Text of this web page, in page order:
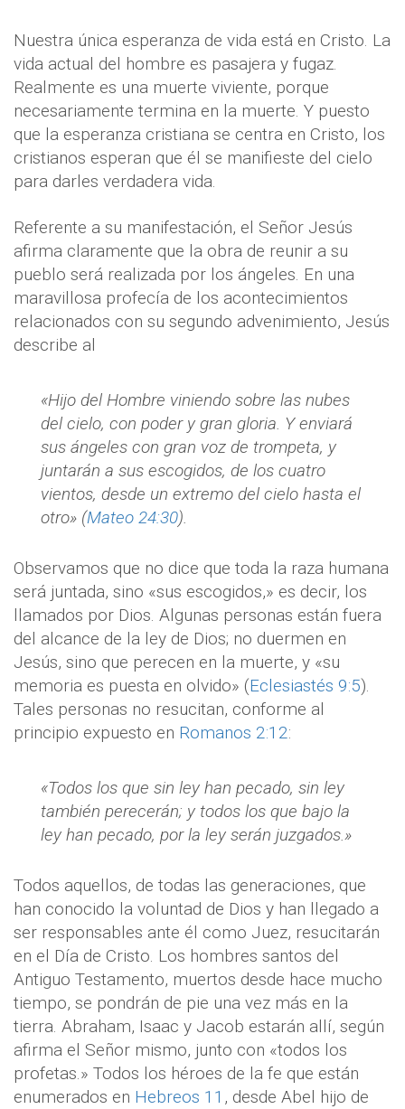
Nuestra única esperanza de vida está en Cristo. La
vida actual del hombre es pasajera y fugaz.
Realmente es una muerte viviente, porque
necesariamente termina en la muerte. Y puesto
que la esperanza cristiana se centra en Cristo, los
cristianos esperan que él se manifieste del cielo
para darles verdadera vida.
Referente a su manifestación, el Señor Jesús
afirma claramente que la obra de reunir a su
pueblo será realizada por los ángeles. En una
maravillosa profecía de los acontecimientos
relacionados con su segundo advenimiento, Jesús
describe al
«Hijo del Hombre viniendo sobre las nubes
del cielo, con poder y gran gloria. Y enviará
sus ángeles con gran voz de trompeta, y
juntarán a sus escogidos, de los cuatro
vientos, desde un extremo del cielo hasta el
otro» (Mateo 24:30).
Observamos que no dice que toda la raza humana
será juntada, sino «sus escogidos,» es decir, los
llamados por Dios. Algunas personas están fuera
del alcance de la ley de Dios; no duermen en
Jesús, sino que perecen en la muerte, y «su
memoria es puesta en olvido» (Eclesiastés 9:5).
Tales personas no resucitan, conforme al
principio expuesto en Romanos 2:12:
«Todos los que sin ley han pecado, sin ley
también perecerán; y todos los que bajo la
ley han pecado, por la ley serán juzgados.»
Todos aquellos, de todas las generaciones, que
han conocido la voluntad de Dios y han llegado a
ser responsables ante él como Juez, resucitarán
en el Día de Cristo. Los hombres santos del
Antiguo Testamento, muertos desde hace mucho
tiempo, se pondrán de pie una vez más en la
tierra. Abraham, Isaac y Jacob estarán allí, según
afirma el Señor mismo, junto con «todos los
profetas.» Todos los héroes de la fe que están
enumerados en Hebreos 11 , desde Abel hijo de